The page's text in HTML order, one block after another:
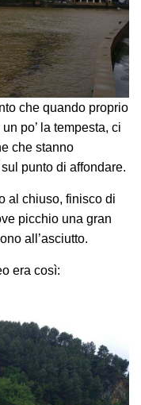
che quando proprio
po’ la tempesta, ci
che stanno
punto di affondare.
al chiuso, finisco di
picchio una gran
all’asciutto.
era così: